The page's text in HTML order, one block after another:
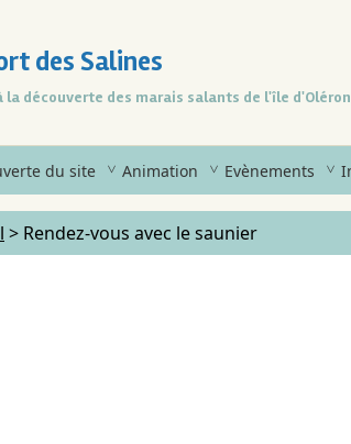
des Salines
la découverte des marais salants de l'île d'Oléron
du site Animation Evènements
> Rendez-vous avec le saunier